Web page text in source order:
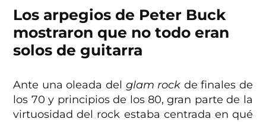
Los arpegios de Peter Buck
mostraron que no todo eran
solos de guitarra
Ante una oleada del glam rock de finales de
los 70 y principios de los 80, gran parte de la
virtuosidad del rock estaba centrada en qué